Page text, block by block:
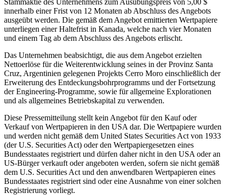
innerhalb einer Frist von 12 Monaten ab Abschluss des Angebots
ausgeübt werden. Die gemäß dem Angebot emittierten Wertpapiere
unterliegen einer Haltefrist in Kanada, welche nach vier Monaten
und einem Tag ab dem Abschluss des Angebots erlischt.
Das Unternehmen beabsichtigt, die aus dem Angebot erzielten
Nettoerlöse für die Weiterentwicklung seines in der Provinz Santa
Cruz, Argentinien gelegenen Projekts Cerro Moro einschließlich der
Erweiterung des Entdeckungsbohrprogramms und der Fortsetzung
der Engineering-Programme, sowie für allgemeine Explorationen
und als allgemeines Betriebskapital zu verwenden.
Diese Pressemitteilung stellt kein Angebot für den Kauf oder
Verkauf von Wertpapieren in den USA dar. Die Wertpapiere wurden
und werden nicht gemäß dem United States Securities Act von 1933
(der U.S. Securities Act) oder den Wertpapiergesetzen eines
Bundesstaates registriert und dürfen daher nicht in den USA oder an
US-Bürger verkauft oder angeboten werden, sofern sie nicht gemäß
dem U.S. Securities Act und den anwendbaren Wertpapieren eines
Bundesstaates registriert sind oder eine Ausnahme von einer solchen
Registrierung vorliegt.